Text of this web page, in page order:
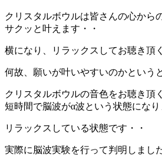
クリスタルボウルは皆さんの心から
サクッと叶えます・・
横になり、リラックスしてお聴き頂
何故、願いが叶いやすいのかという
クリスタルボウルの音色をお聴き頂
短時間で脳波がα波という状態になり
リラックスしている状態です・・
実際に脳波実験を行って判明しまし